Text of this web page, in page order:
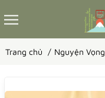
Trang chủ Nguyện Vọng